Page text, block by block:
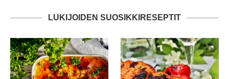
LUKIJOIDEN SUOSIKKIRESEPTIT